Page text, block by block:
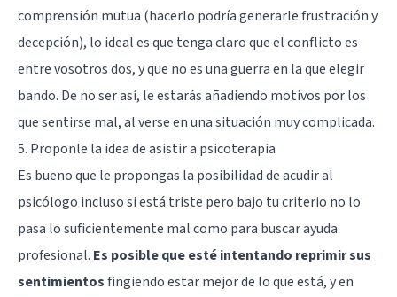
comprensión mutua (hacerlo podría generarle frustración y
decepción), lo ideal es que tenga claro que el conflicto es
entre vosotros dos, y que no es una guerra en la que elegir
bando. De no ser así, le estarás añadiendo motivos por los
que sentirse mal, al verse en una situación muy complicada.
5. Proponle la idea de asistir a psicoterapia
Es bueno que le propongas la posibilidad de acudir al
psicólogo incluso si está triste pero bajo tu criterio no lo
pasa lo suficientemente mal como para buscar ayuda
profesional. Es posible que esté intentando reprimir sus
sentimientosfingiendo estar mejor de lo que está, y en